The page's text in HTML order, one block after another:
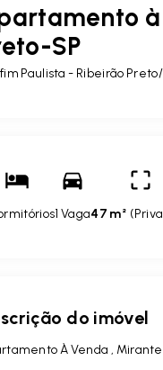
SP
Paulista - Ribeirão
1 Vaga47 m² (
do imóvel
À Venda , Mirante